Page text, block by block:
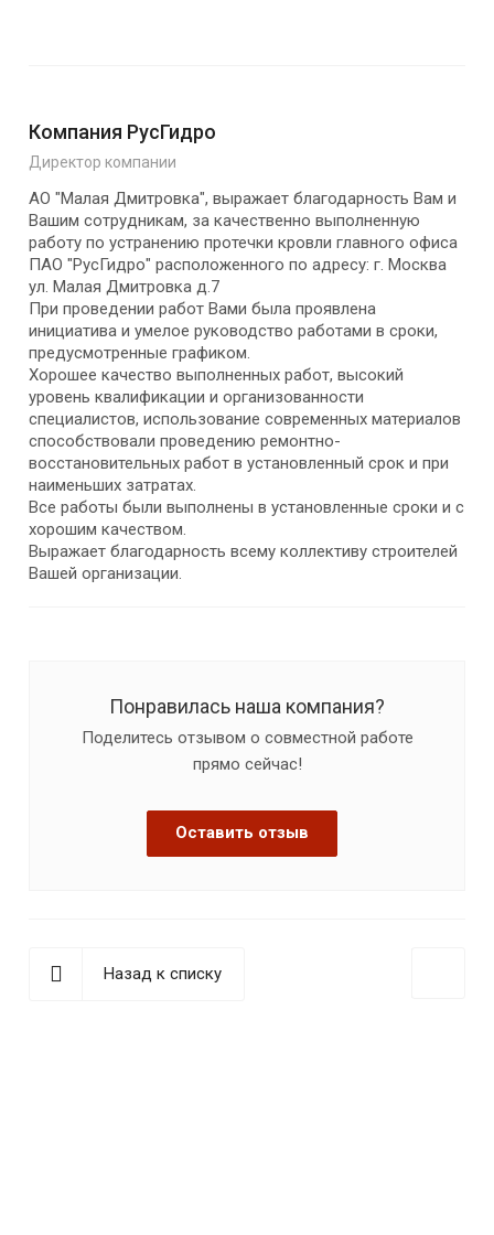
Компания РусГидро
Директор компании
АО "Малая Дмитровка", выражает благодарность Вам и
Вашим сотрудникам, за качественно выполненную
работу по устранению протечки кровли главного офиса
ПАО "РусГидро" расположенного по адресу: г. Москва
ул. Малая Дмитровка д.7
При проведении работ Вами была проявлена
инициатива и умелое руководство работами в сроки,
предусмотренные графиком.
Хорошее качество выполненных работ, высокий
уровень квалификации и организованности
специалистов, использование современных материалов
способствовали проведению ремонтно-
восстановительных работ в установленный срок и при
наименьших затратах.
Все работы были выполнены в установленные сроки и с
хорошим качеством.
Выражает благодарность всему коллективу строителей
Вашей организации.
Понравилась наша компания?
Поделитесь отзывом о совместной работе
прямо сейчас!
Оставить отзыв
Назад к списку